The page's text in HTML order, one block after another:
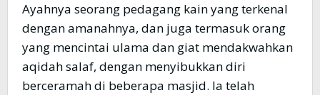
Ayahnya seorang pedagang kain yang terkenal
dengan amanahnya, dan juga termasuk orang
yang mencintai ulama dan giat mendakwahkan
aqidah salaf, dengan menyibukkan diri
berceramah di beberapa masjid. Ia telah